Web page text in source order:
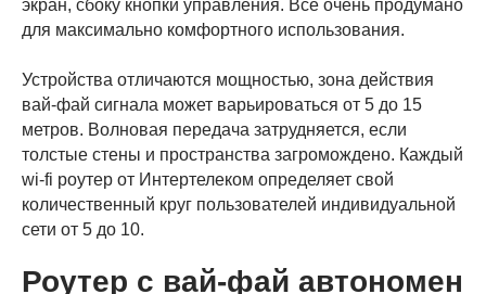
экран, сбоку кнопки управления. Все очень продумано
для максимально комфортного использования.
Устройства отличаются мощностью, зона действия
вай-фай сигнала может варьироваться от 5 до 15
метров. Волновая передача затрудняется, если
толстые стены и пространства загромождено. Каждый
wi-fi роутер от Интертелеком определяет свой
количественный круг пользователей индивидуальной
сети от 5 до 10.
Роутер с вай-фай автономен